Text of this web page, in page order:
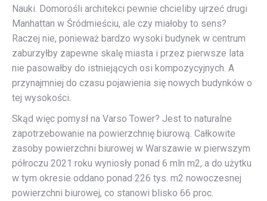
Nauki. Domorośli architekci pewnie chcieliby ujrzeć drugi
Manhattan w Śródmieściu, ale czy miałoby to sens?
Raczej nie, ponieważ bardzo wysoki budynek w centrum
zaburzyłby zapewne skalę miasta i przez pierwsze lata
nie pasowałby do istniejących osi kompozycyjnych. A
przynajmniej do czasu pojawienia się nowych budynków o
tej wysokości.
Skąd więc pomysł na Varso Tower? Jest to naturalne
zapotrzebowanie na powierzchnię biurową. Całkowite
zasoby powierzchni biurowej w Warszawie w pierwszym
półroczu 2021 roku wyniosły ponad 6 mln m2, a do użytku
w tym okresie oddano ponad 226 tys. m2 nowoczesnej
powierzchni biurowej, co stanowi blisko 66 proc.